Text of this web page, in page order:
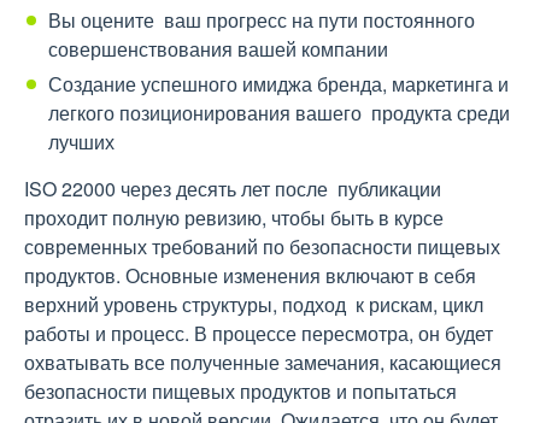
Вы оцените ваш прогресс на пути постоянного
совершенствования вашей компании
Создание успешного имиджа бренда, маркетинга и
легкого позиционирования вашего продукта среди
лучших
ISO 22000 через десять лет после публикации
проходит полную ревизию, чтобы быть в курсе
современных требований по безопасности пищевых
продуктов. Основные изменения включают в себя
верхний уровень структуры, подход к рискам, цикл
работы и процесс. В процессе пересмотра, он будет
охватывать все полученные замечания, касающиеся
безопасности пищевых продуктов и попытаться